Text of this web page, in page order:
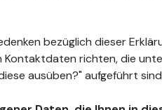
bezüglich dieser
Kontaktdaten richten, die
ausüben?" aufgeführt